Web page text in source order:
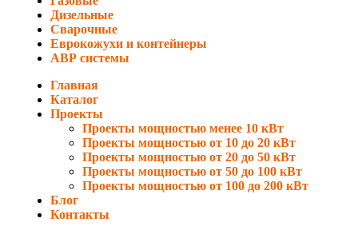
Дизельные
Сварочные
Еврокожухи и контейнеры
АВР системы
Главная
Каталог
Проекты
Проекты мощностью менее 10 кВт
Проекты мощностью от 10 до 20 кВт
Проекты мощностью от 20 до 50 кВт
Проекты мощностью от 50 до 100 кВт
Проекты мощностью от 100 до 200 кВт
Блог
Контакты